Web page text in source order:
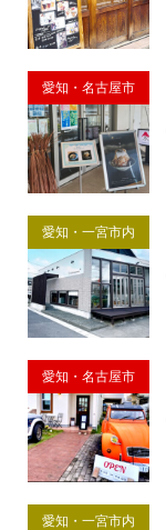
愛知・名古屋市
内
愛知・一宮市内
愛知・名古屋市
内
愛知・一宮市内